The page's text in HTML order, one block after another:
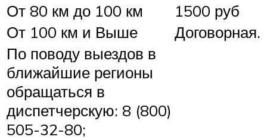
От 80 км до 100 км
1500 руб
От 100 км и Выше
Договорная.
По поводу выездов в
ближайшие регионы
обращаться в
диспетчерскую: 8 (800)
505-32-80;